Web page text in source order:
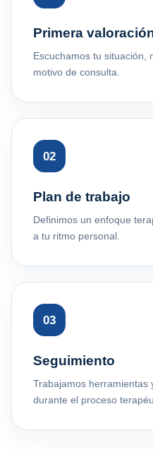
Primera
Escuchamos tu situación,
motivo de consulta.
02
Plan de trabajo
Definimos un enfoque
a tu ritmo personal.
03
Seguimiento
Trabajamos herramientas
durante el proceso